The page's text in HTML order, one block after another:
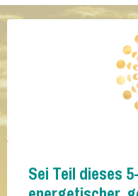
Sei Teil dieses